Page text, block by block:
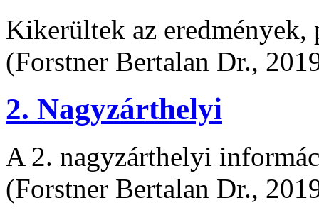
Kikerültek az
(Forstner Bertalan Dr.,
2. Nagyzárthelyi
A 2. nagyzárthelyi
(Forstner Bertalan Dr.,